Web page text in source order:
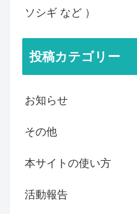
ソシギ など ）
投稿カテゴリー
お知らせ
その他
本サイトの使い方
活動報告